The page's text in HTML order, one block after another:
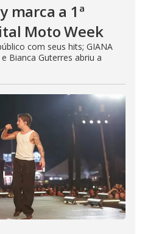
marca a 1ª
Moto Week
com seus hits; GIANA
Bianca Guterres abriu a